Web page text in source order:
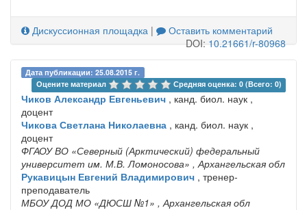
Дискуссионная площадка |
Оставить комментарий
DOI:10.21661/r-80968
Дата публикации: 25.08.2015 г.
Оцените материал
Средняя оценка: 0 (Всего: 0)
Чиков Александр Евгеньевич , канд. биол. наук ,
доцент
Чикова Светлана Николаевна , канд. биол. наук ,
доцент
ФГАОУ ВО «Северный (Арктический) федеральный
университет им. М.В. Ломоносова» , Архангельская обл
Рукавицын Евгений Владимирович , тренер-
преподаватель
МБОУ ДОД МО «ДЮСШ №1» , Архангельская обл